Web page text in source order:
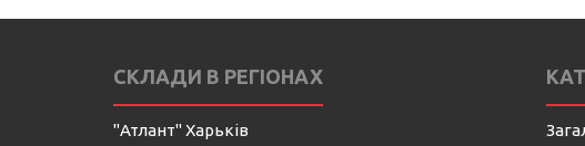
СКЛАДИ В РЕГІОНАХ
"Атлант" Харьків